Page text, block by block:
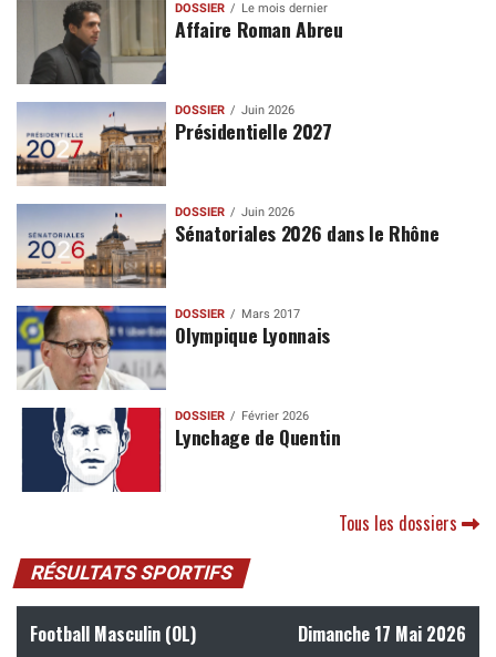
DOSSIER Le mois dernier
Affaire Roman Abreu
DOSSIER Juin 2026
Présidentielle 2027
DOSSIER Juin 2026
Sénatoriales 2026 dans le Rhône
DOSSIER Mars 2017
Olympique Lyonnais
DOSSIER Février 2026
Lynchage de Quentin
Tous les dossiers
RÉSULTATS SPORTIFS
Football Masculin (OL) Dimanche 17 Mai 2026